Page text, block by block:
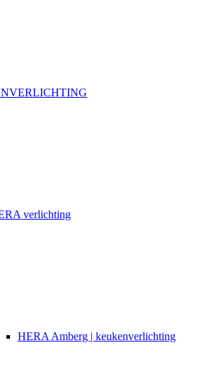
verlichting
HERA Amberg | keukenverlichting